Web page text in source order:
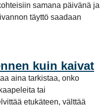
samana päivänä ja
täyttö saadaan
kuin kaivat
aina tarkistaa, onko
tai
etukäteen, välttää